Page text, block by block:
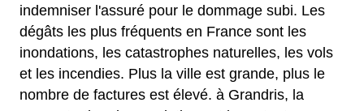
indemniser l'assuré pour le dommage subi. Les
dégâts les plus fréquents en France sont les
inondations, les catastrophes naturelles, les vols
et les incendies. Plus la ville est grande, plus le
nombre de factures est élevé. à Grandris, la